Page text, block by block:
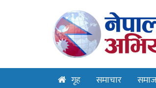
गृह समाचार